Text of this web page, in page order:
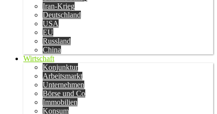
Iran-Krieg
Deutschland
USA
EU
Russland
China
Wirtschaft
Konjunktur
Arbeitsmarkt
Unternehmen
Börse und Co
Immobilien
Konsum